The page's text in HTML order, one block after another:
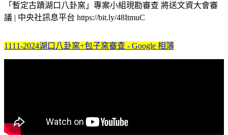
「暫定古蹟湖口八卦窯」專案小組現勘審查 將送文資大會審
議 | 中央社訊息平台 https://bit.ly/48ItmuC
1111-2024湖口八卦窯+包子窯審查 - Google 相簿